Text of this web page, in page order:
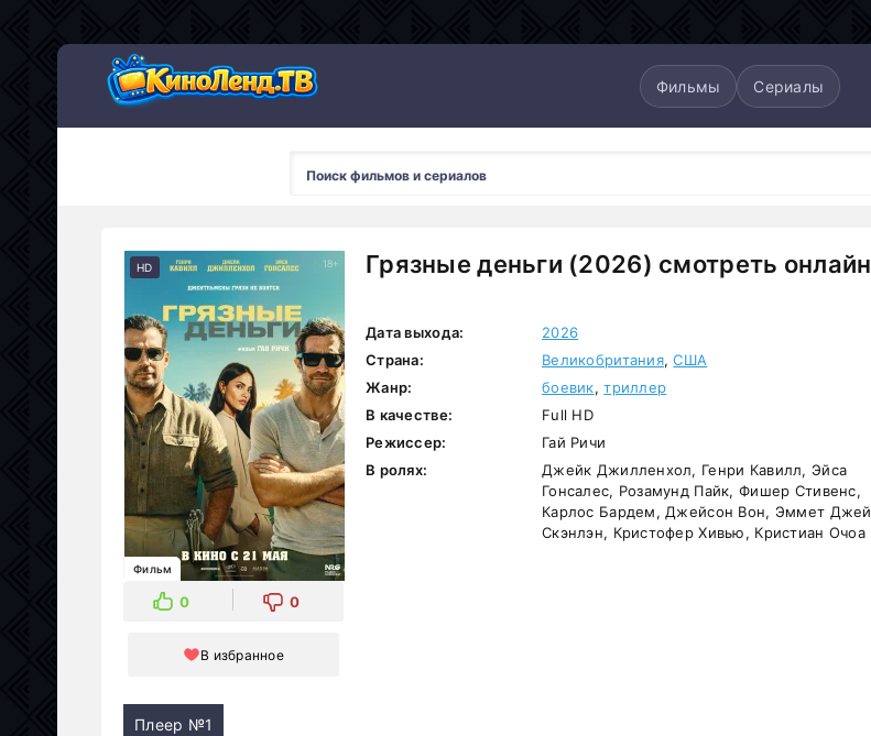
Фильмы Сериалы
Грязные деньги (2026) смотреть онлайн
HD
Фильм
0 0
В избранное
Дата выхода:
2026
Страна:
Великобритания,США
Жанр:
боевик,триллер
В качестве:
Full HD
Режиссер:
Гай Ричи
В ролях:
Джейк Джилленхол, Генри Кавилл, Эйса
Гонсалес, Розамунд Пайк, Фишер Стивенс,
Карлос Бардем, Джейсон Вон, Эммет Джей
Скэнлэн, Кристофер Хивью, Кристиан Очоа
Плеер №1